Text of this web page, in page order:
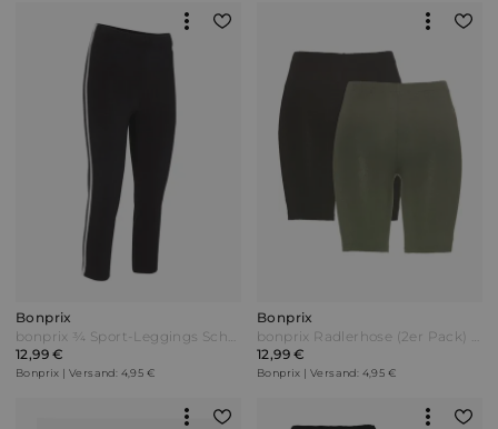
Bonprix
bonprix ¾ Sport-Leggings Schwarz
12,99 €
Bonprix | Versand: 4,95 €
Bonprix
bonprix Radlerhose (2er Pack) Grün
12,99 €
Bonprix | Versand: 4,95 €